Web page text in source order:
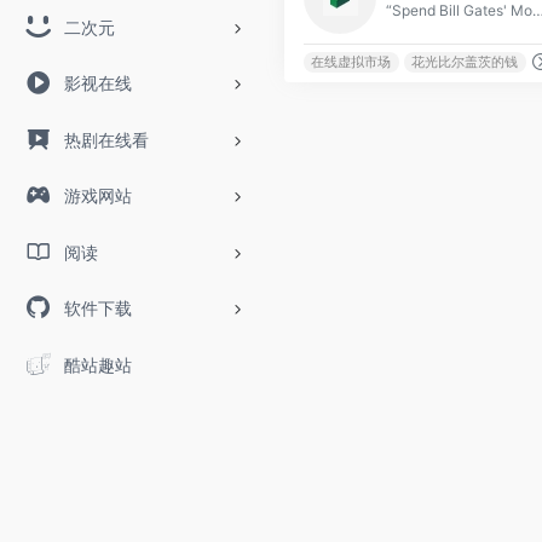
二次元
影视在线
热剧在线看
游戏网站
阅读
软件下载
酷站趣站
“Spend Bill Gates' Money”是一款模拟游戏，玩家可以在虚拟的在线市场中使用比尔·盖茨的财富进行购物。游戏的目标是在规定时间内尽可能快地花光比尔·盖茨的巨额财富。
在线虚拟市场 花光比尔盖茨的钱